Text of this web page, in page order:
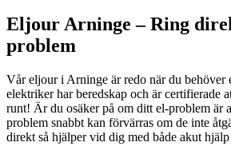
Eljour Arninge – Ring
problem
Vår eljour i Arninge är redo när du behöver
elektriker har beredskap och är certifierade
runt! Är du osäker på om ditt el-problem är
problem snabbt kan förvärras om de inte
direkt så hjälper vid dig med både akut